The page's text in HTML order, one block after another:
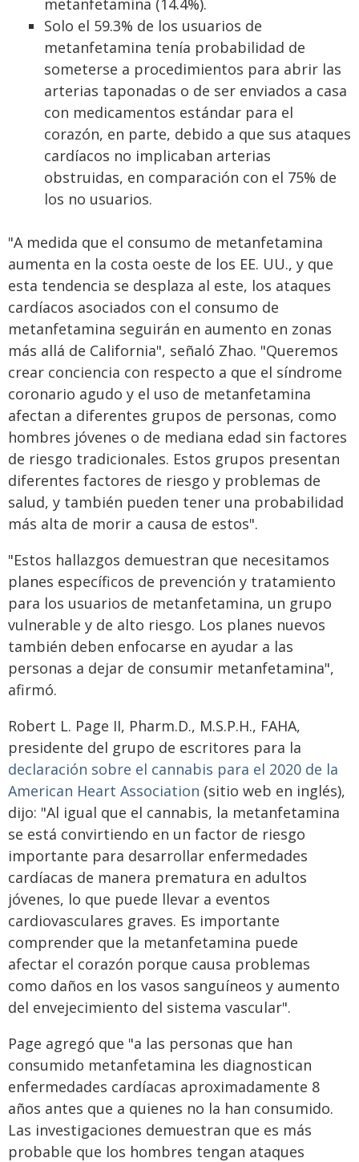
metanfetamina (14.4%).
Solo el 59.3% de los usuarios de
metanfetamina tenía probabilidad de
someterse a procedimientos para abrir las
arterias taponadas o de ser enviados a casa
con medicamentos estándar para el
corazón, en parte, debido a que sus ataques
cardíacos no implicaban arterias
obstruidas, en comparación con el 75% de
los no usuarios.
"A medida que el consumo de metanfetamina
aumenta en la costa oeste de los EE. UU., y que
esta tendencia se desplaza al este, los ataques
cardíacos asociados con el consumo de
metanfetamina seguirán en aumento en zonas
más allá de California", señaló Zhao. "Queremos
crear conciencia con respecto a que el síndrome
coronario agudo y el uso de metanfetamina
afectan a diferentes grupos de personas, como
hombres jóvenes o de mediana edad sin factores
de riesgo tradicionales. Estos grupos presentan
diferentes factores de riesgo y problemas de
salud, y también pueden tener una probabilidad
más alta de morir a causa de estos".
"Estos hallazgos demuestran que necesitamos
planes específicos de prevención y tratamiento
para los usuarios de metanfetamina, un grupo
vulnerable y de alto riesgo. Los planes nuevos
también deben enfocarse en ayudar a las
personas a dejar de consumir metanfetamina",
afirmó.
Robert L. Page II, Pharm.D., M.S.P.H., FAHA,
presidente del grupo de escritores para la
declaración sobre el cannabis para el 2020 de la
American Heart Association (sitio web en inglés),
dijo: "Al igual que el cannabis, la metanfetamina
se está convirtiendo en un factor de riesgo
importante para desarrollar enfermedades
cardíacas de manera prematura en adultos
jóvenes, lo que puede llevar a eventos
cardiovasculares graves. Es importante
comprender que la metanfetamina puede
afectar el corazón porque causa problemas
como daños en los vasos sanguíneos y aumento
del envejecimiento del sistema vascular".
Page agregó que "a las personas que han
consumido metanfetamina les diagnostican
enfermedades cardíacas aproximadamente 8
años antes que a quienes no la han consumido.
Las investigaciones demuestran que es más
probable que los hombres tengan ataques